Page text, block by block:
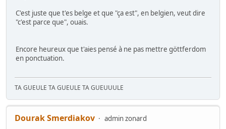
C'est juste que t'es belge et que "ça est", en belgien, veut dire
"c'est parce que", ouais.
Encore heureux que t'aies pensé à ne pas mettre göttferdom
en ponctuation.
TA GUEULE TA GUEULE TA GUEUUULE
Dourak Smerdiakov
admin zonard